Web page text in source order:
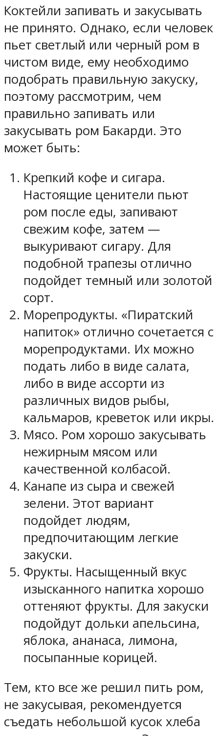
Коктейли запивать и закусывать
не принято. Однако, если человек
пьет светлый или черный ром в
чистом виде, ему необходимо
подобрать правильную закуску,
поэтому рассмотрим, чем
правильно запивать или
закусывать ром Бакарди. Это
может быть:
Крепкий кофе и сигара.
Настоящие ценители пьют
ром после еды, запивают
свежим кофе, затем —
выкуривают сигару. Для
подобной трапезы отлично
подойдет темный или золотой
сорт.
Морепродукты. «Пиратский
напиток» отлично сочетается с
морепродуктами. Их можно
подать либо в виде салата,
либо в виде ассорти из
различных видов рыбы,
кальмаров, креветок или икры.
Мясо. Ром хорошо закусывать
нежирным мясом или
качественной колбасой.
Канапе из сыра и свежей
зелени. Этот вариант
подойдет людям,
предпочитающим легкие
закуски.
Фрукты. Насыщенный вкус
изысканного напитка хорошо
оттеняют фрукты. Для закуски
подойдут дольки апельсина,
яблока, ананаса, лимона,
посыпанные корицей.
Тем, кто все же решил пить ром,
не закусывая, рекомендуется
съедать небольшой кусок хлеба